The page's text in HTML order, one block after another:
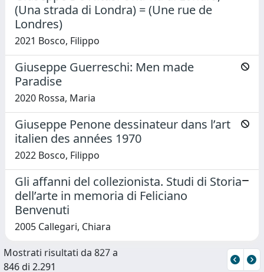
(Una strada di Londra) = (Une rue de
Londres)
2021 Bosco, Filippo
Giuseppe Guerreschi: Men made
Paradise
2020 Rossa, Maria
Giuseppe Penone dessinateur dans l’art
italien des années 1970
2022 Bosco, Filippo
Gli affanni del collezionista. Studi di Storia
dell’arte in memoria di Feliciano
Benvenuti
2005 Callegari, Chiara
Mostrati risultati da 827 a
846 di 2.291